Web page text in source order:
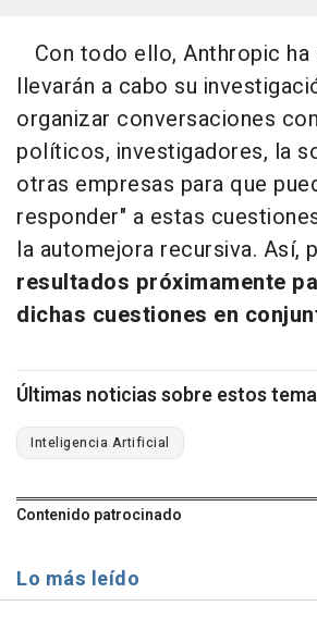
Con todo ello, Anthropic ha
llevarán a cabo su
organizar conversaciones
políticos, investigadores, la
otras empresas para que
responder" a estas
la automejora recursiva. Así,
resultados próximamente
dichas cuestiones en
Últimas noticias sobre estos
Inteligencia Artificial
Contenido patrocinado
Lo más leído